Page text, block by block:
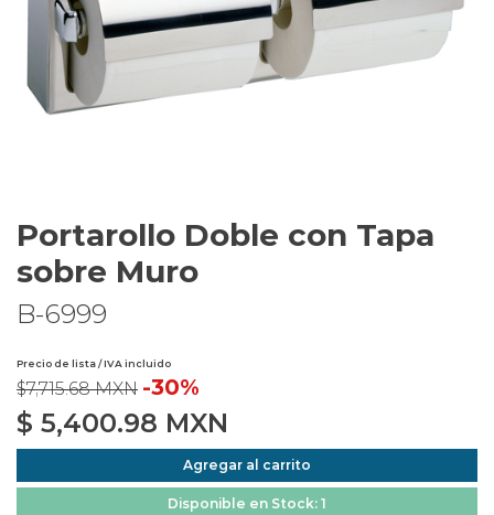
Portarollo Doble con Tapa
sobre Muro
B-6999
Precio de lista / IVA incluido
$7,715.68 MXN -30%
$ 5,400.98 MXN
Agregar al carrito
Disponible en Stock: 1